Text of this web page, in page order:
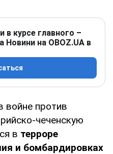
в курсе главного –
Новини на OBOZ.UA в
войне против
чеченскую
в терроре
и бомбардировках